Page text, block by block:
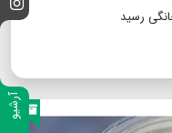
آرشیو
رسید